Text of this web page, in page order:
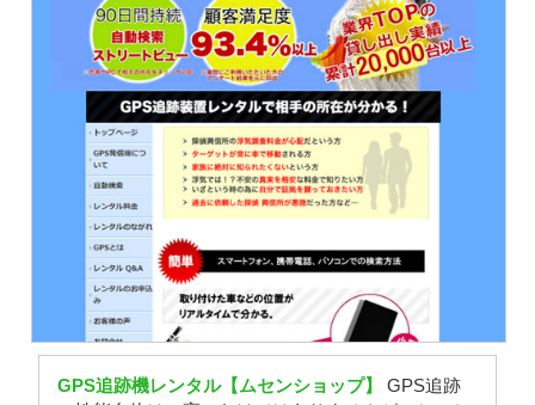
GPS追跡機レンタル【ムセンショップ】
GPS追跡